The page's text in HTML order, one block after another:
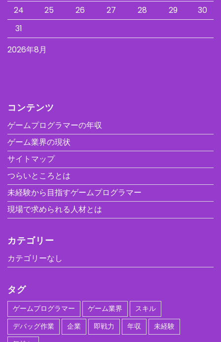
2026年8月
24
25 26 27 28 29
30
31
コンテンツ
ゲームプログラマーの年収
ゲーム業界の現状
サイトマップ
つらいところとは
未経験から目指すゲームプログラマー
現場で求められる人材とは
カテゴリー
カテゴリーなし
タグ
ゲームプログラマー ゲーム業界
スキル
デバッグ作業
企業 即戦力 年収
未経験